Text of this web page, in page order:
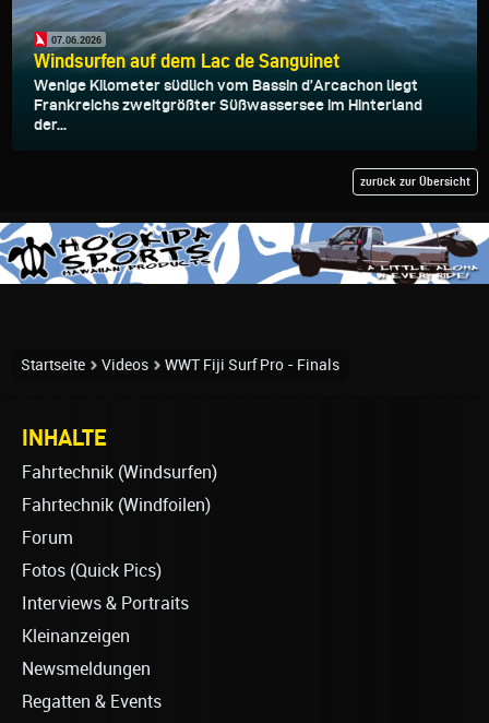
07.06.2026
Windsurfen auf dem Lac de Sanguinet
Wenige Kilometer südlich vom Bassin d’Arcachon liegt
Frankreichs zweitgrößter Süßwassersee im Hinterland
der...
zurück zur Übersicht
Startseite Videos WWT Fiji Surf Pro - Finals
INHALTE
Fahrtechnik (Windsurfen)
Fahrtechnik (Windfoilen)
Forum
Fotos (Quick Pics)
Interviews & Portraits
Kleinanzeigen
Newsmeldungen
Regatten & Events